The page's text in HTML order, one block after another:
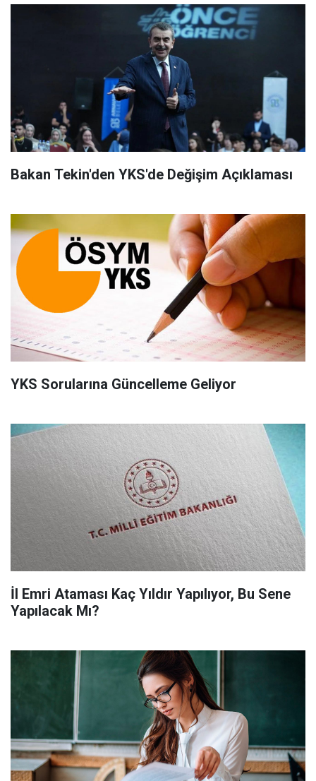
Bakan Tekin'den YKS'de Değişim Açıklaması
YKS Sorularına Güncelleme Geliyor
İl Emri Ataması Kaç Yıldır Yapılıyor, Bu Sene
Yapılacak Mı?